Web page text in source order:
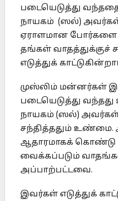
படையெடுத்து
நாயகம் (ஸல்)
ஏராளமான போர்களை
தங்கள் வாதத்துக்குச்
எடுத்துக்
முஸ்லிம் மன்னர்கள்
படையெடுத்து
நாயகம் (ஸல்)
சந்தித்ததும்
ஆதாரமாகக் கொண்டு
வைக்கப்படும்
அப்பாற்பட்டவை.
இவர்கள் எடுத்துக்